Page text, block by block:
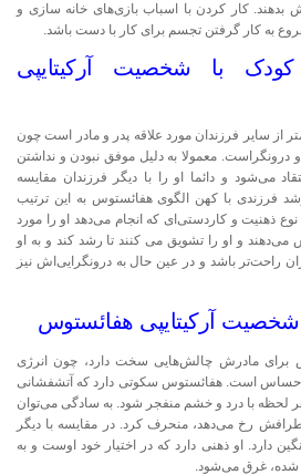
کار کردن با اسباب بازی‌های خانه سازی و
به کار گرفتن تجسم برای کار با دست باشد.
با شخصیت آرکیتایپی
از سایر فرزندان مورد علاقه پدر و مادر است چون
معمولا به دلیل موفق نبودن و نداشتن
می‌شود و دائما او را با دیگر فرزندان مقایسه
فرزندی با کهن الگوی هفائستوس به این ترتیب
ذهنیت و کاردستی‌ای که انجام می‌دهد او را مورد
می‌دهند و او را تشویق می کنند تا رشد کند و به او
راحت‌تر باشد و در عین حال به درونگرایی‌اش نیز
شخصیت آرکیتایپی هفائستوس
برای مادرش چالش‌هایی سخت دارد، چون انرژی
حساس است. هفائستوس سکوتی دارد که آتشفشانی
لحظه با درد و خشم منفجر شود. به سادگی می‌توان
رخ می‌دهد، منحرف کرد. در مقایسه با دیگر
دارد. او ذهنی دارد که در اختیار خود اوست و به
شده، غرق می‌شود.